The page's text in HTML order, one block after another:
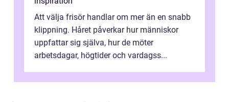
Att välja frisör handlar om mer än en snabb
klippning. Håret påverkar hur människor
uppfattar sig själva, hur de möter
arbetsdagar, högtider och vardagss...